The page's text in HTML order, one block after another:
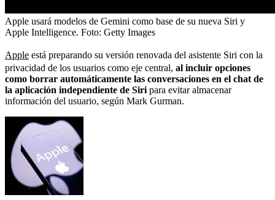
Apple usará modelos de Gemini como base de su nueva Siri y
Apple Intelligence. Foto: Getty Images
Apple está preparando su versión renovada del asistente Siri con la
privacidad de los usuarios como eje central, al incluir opciones
como borrar automáticamente las conversaciones en el chat de
la aplicación independiente de Siri para evitar almacenar
información del usuario, según Mark Gurman.